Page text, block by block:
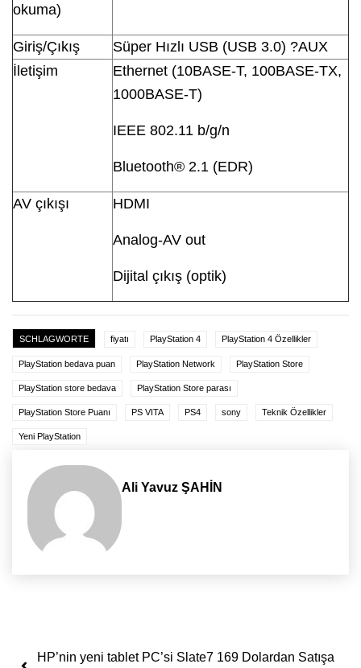
okuma)
Giriş/Çıkış
Süper Hızlı USB (USB 3.0) ?AUX
İletişim
Ethernet (10BASE-T, 100BASE-TX,
1000BASE-T)
IEEE 802.11 b/g/n
Bluetooth® 2.1 (EDR)
AV çıkışı HDMI
Analog-AV out
Dijital çıkış (optik)
SCHLAGWORTE fiyatı PlayStation 4 PlayStation 4 Özellikler
PlayStation bedava puan PlayStation Network PlayStation Store
PlayStation store bedava PlayStation Store parası
PlayStation Store Puanı PS VITA PS4 sony Teknik Özellikler
Yeni PlayStation
Ali Yavuz ŞAHİN
Yazı dolaşımı
HP’nin yeni tablet PC’si Slate7 169 Dolardan Satışa